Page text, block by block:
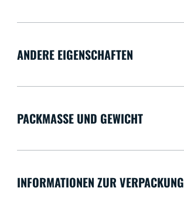
ANDERE EIGENSCHAFTEN
PACKMASSE UND GEWICHT
INFORMATIONEN ZUR VERPACKUNG